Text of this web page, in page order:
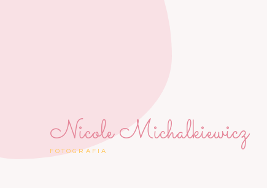
Nicole Michalkiewicz
FOTOGRAFIA